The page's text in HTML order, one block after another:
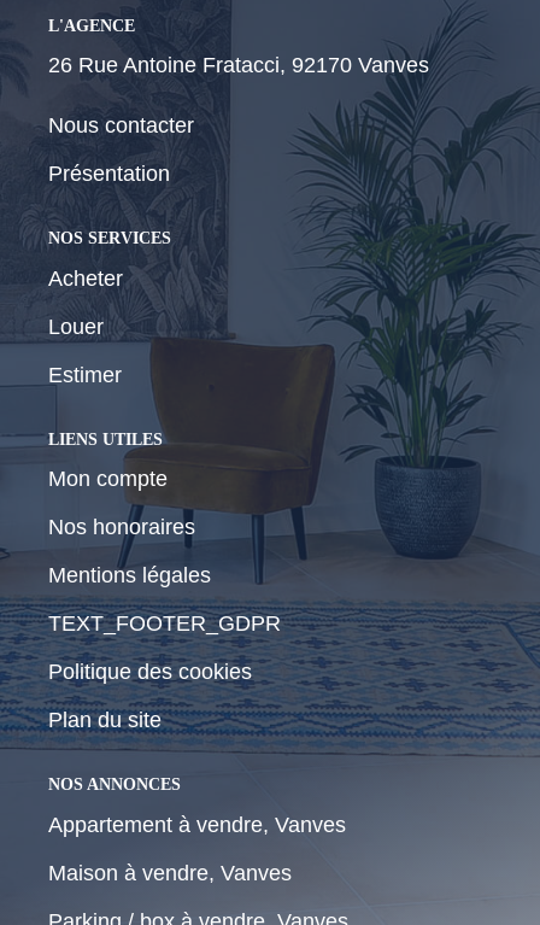
L'AGENCE
26 Rue Antoine Fratacci, 92170 Vanves
Nous contacter
Présentation
NOS SERVICES
Acheter
Louer
Estimer
LIENS UTILES
Mon compte
Nos honoraires
Mentions légales
TEXT_FOOTER_GDPR
Politique des cookies
Plan du site
NOS ANNONCES
Appartement à vendre, Vanves
Maison à vendre, Vanves